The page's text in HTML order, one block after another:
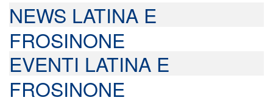
NEWS LATINA E
FROSINONE
EVENTI LATINA E
FROSINONE